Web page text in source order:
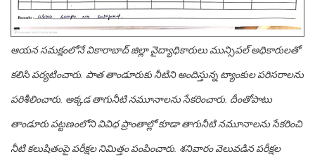
ఆయ‌న స‌మ‌క్షంలోనే వికారాబాద్ జిల్లా వైద్యాధికారులు మున్సిప‌ల్ అధికారుల‌తో
క‌లిసి ప‌ర్య‌టించారు. పాత తాండూరుకు నీటిని అందిస్తున్న ట్యాంకుల ప‌రిస‌రాల‌ను
ప‌రిశీలించారు. అక్క‌డ తాగునీటి న‌మూనాల‌ను సేక‌రించారు. దీంతోపాటు
తాండూరు పట్టణంలోని వివిధ ప్రాంతాల్లో కూడా తాగునీటి నమూనాలనుసేకరించి
నీటి క‌లుషితంపై ప‌రీక్ష‌ల‌ నిమిత్తం పంపించారు. శ‌నివారం వెలువ‌డిన ప‌రీక్ష‌ల